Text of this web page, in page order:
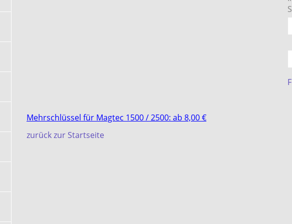
Mehrschlüssel für Magtec 1500 / 2500: ab 8,00 €
zurück zur Startseite